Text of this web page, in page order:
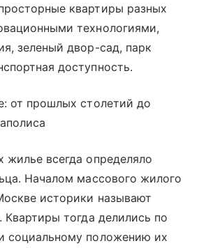
квартиры разных
технологиями,
зеленый двор-сад, парк
доступность.
от прошлых столетий до
жилье всегда определяло
Началом массового жилого
историки называют
Квартиры тогда делились по
социальному положению их